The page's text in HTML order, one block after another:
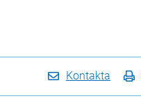
Kontakta